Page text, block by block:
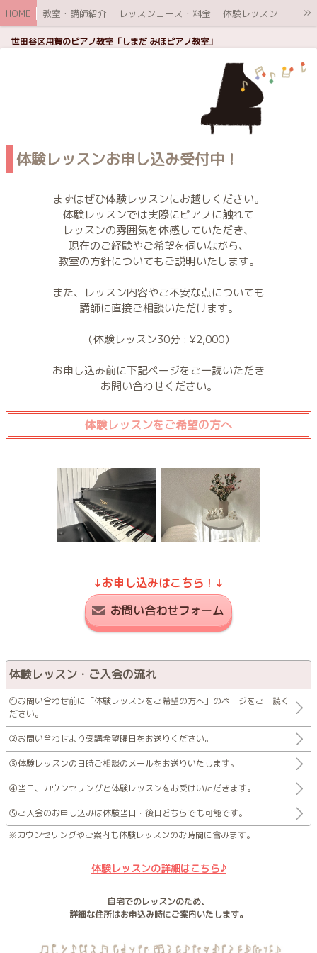
HOME 教室・講師紹介 レッスンコース・料金
体験レッスン
ブログ
»
世田谷区用賀のピアノ教室「しまだ みほピアノ教室」
体験レッスンお申し込み受付中！
まずはぜひ体験レッスンにお越しください。
体験レッスンでは実際にピアノに触れて
レッスンの雰囲気を体感していただき、
現在のご経験やご希望を伺いながら、
教室の方針についてもご説明いたします。
また、レッスン内容やご不安な点についても
講師に直接ご相談いただけます。
（体験レッスン30分 : ¥2,000）
お申し込み前に下記ページをご一読いただき
お問い合わせください。
体験レッスンをご希望の方へ
↓お申し込みはこちら！↓
お問い合わせフォーム
体験レッスン・ご入会の流れ
①お問い合わせ前に「体験レッスンをご希望の方へ」のページをご一読く
ださい。
②お問い合わせより受講希望曜日をお送りください。
③体験レッスンの日時ご相談のメールをお送りいたします。
④当日、カウンセリングと体験レッスンをお受けいただきます。
⑤ご入会のお申し込みは体験当日・後日どちらでも可能です。
※カウンセリングやご案内も体験レッスンのお時間に含みます。
体験レッスンの詳細はこちら♪
自宅でのレッスンのため、
詳細な住所はお申込み時にご案内いたします。